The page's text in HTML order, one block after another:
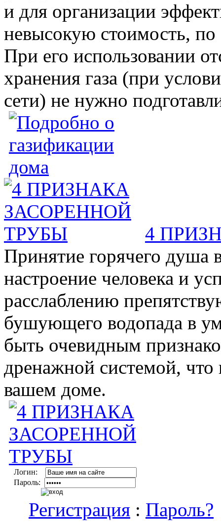
и для организации
невысокую стоимость, по
При его использовании
хранения газа (при
сети) не нужно
4
Принятие горячего душа
настроение человека и
расслаблению
бушующего водопада в
быть очевидным
дренажной системой, что
вашем доме.
Логин:
Пароль:
Регистрация : Пароль?